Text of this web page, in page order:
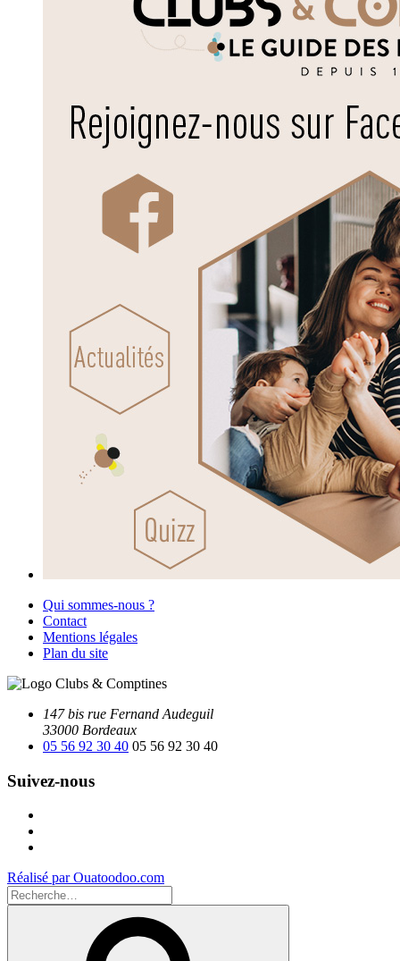
Qui sommes-nous ?
Contact
Mentions légales
Plan du site
147 bis rue Fernand Audeguil
33000 Bordeaux
05 56 92 30 40 05 56 92 30 40
Suivez-nous
Réalisé par Ouatoodoo.com
Recherche
pour